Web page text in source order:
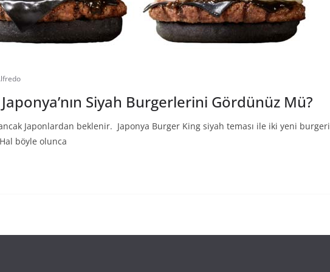
Siyah Burgerlerini Gördünüz Mü?
Japonlardan beklenir. Japonya Burger King siyah teması ile iki yeni burgeri
böyle olunca